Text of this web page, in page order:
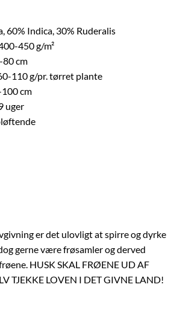
60% Indica, 30% Ruderalis
450 g/m²
80 cm
110 g/pr. tørret plante
cm
uger
er det ulovligt at spirre og dyrke
gerne være frøsamler og derved
HUSK SKAL FRØENE UD AF
TJEKKE LOVEN I DET GIVNE LAND!